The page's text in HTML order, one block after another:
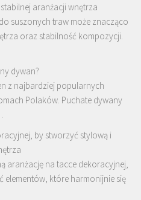
aranżacji wnętrza
suszonych traw może znacząco
oraz stabilność kompozycji.
dywan?
z najbardziej popularnych
Polaków. Puchate dywany
by stworzyć stylową i
aranżację na tacce dekoracyjnej,
które harmonijnie się